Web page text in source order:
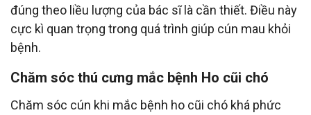
đúng theo liều lượng của bác sĩ là cần thiết. Điều này
cực kì quan trọng trong quá trình giúp cún mau khỏi
bệnh.
Chăm sóc thú cưng mắc bệnh Ho cũi chó
Chăm sóc cún khi mắc bệnh ho cũi chó khá phức